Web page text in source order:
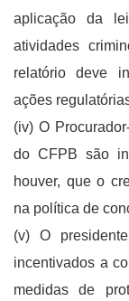
aplicação da
atividades
relatório deve
ações
(iv) O
do CFPB são
houver, que o
na política de
(v) O
incentivados a
medidas de